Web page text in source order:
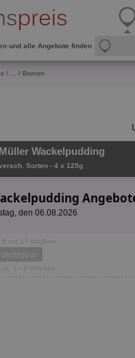
und alle Angebote finden
/ ... / Bremen
Müller Wackelpudding
Sorten - 4 x 125g
den 06.08.2026
vor 17 Wochen
1 - 2 Wochen